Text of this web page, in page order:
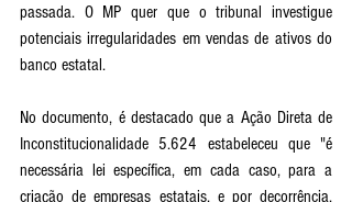
passada. O MP quer que o tribunal investigue
potenciais irregularidades em vendas de ativos do
banco estatal.
No documento, é destacado que a Ação Direta de
Inconstitucionalidade 5.624 estabeleceu que "é
necessária lei específica, em cada caso, para a
criação de empresas estatais, e por decorrência,